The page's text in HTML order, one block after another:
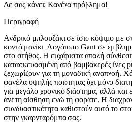
Δε σας κάνει; Κανένα πρόβλημα!
Περιγραφή
Ανδρικό μπλουζάκι σε ίσιο κόψιμο με
κοντό μανίκι. Λογότυπο Gant σε
στο στήθος. Η ευχάριστα απαλή σύνθεση
κατασκευασμένη από βαμβακερές ίνες
ξεχωρίζουν για τη μοναδική αναπνοή.
φανέλα υψηλής ποιότητας όχι μόνο
για μεγάλο χρονικό διάστημα, αλλά και
άνετη αίσθηση ενώ τη φοράτε. Η
συνδυαστικότητα καθιστούν αυτό το
στην γκαρνταρόμπα σας.